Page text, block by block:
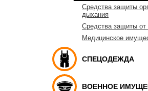
Средства защиты
дыхания
Средства защиты от
Медицинское
СПЕЦОДЕЖДА
ВОЕННОЕ